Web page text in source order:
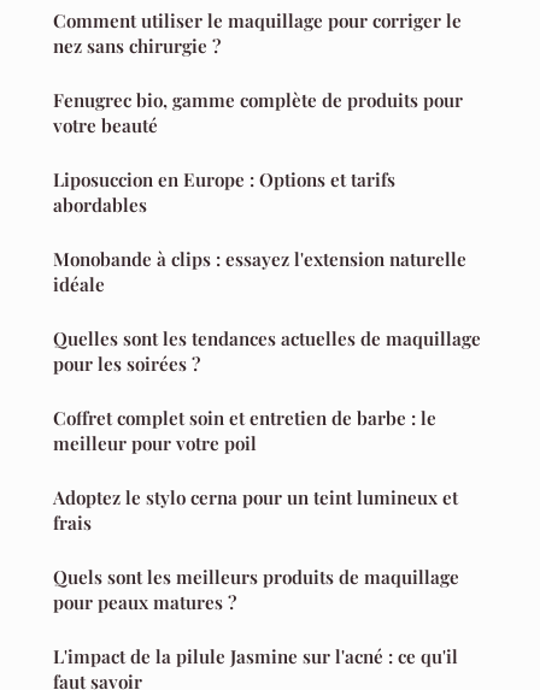
Comment utiliser le maquillage pour corriger le
nez sans chirurgie ?
Fenugrec bio, gamme complète de produits pour
votre beauté
Liposuccion en Europe : Options et tarifs
abordables
Monobande à clips : essayez l'extension naturelle
idéale
Quelles sont les tendances actuelles de maquillage
pour les soirées ?
Coffret complet soin et entretien de barbe : le
meilleur pour votre poil
Adoptez le stylo cerna pour un teint lumineux et
frais
Quels sont les meilleurs produits de maquillage
pour peaux matures ?
L'impact de la pilule Jasmine sur l'acné : ce qu'il
faut savoir